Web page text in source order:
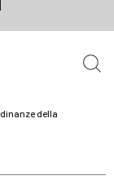
della